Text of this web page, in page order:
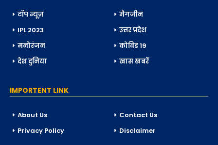
टॉप न्यूज़
मैगजीन
IPL 2023
उत्तर प्रदेश
मनोरंजन
कोविड 19
देश दुनिया
खास खबरें
IMPORTENT LINK
About Us
Contact Us
Privacy Policy
Disclaimer